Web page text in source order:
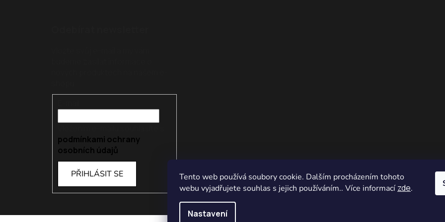
Tento web používá soubory cookie. Dalším procházením tohoto
webu vyjadřujete souhlas s jejich používáním.. Více informací zde.
Nastavení
podmínkami ochrany
osobních údajů
PŘIHLÁSIT SE